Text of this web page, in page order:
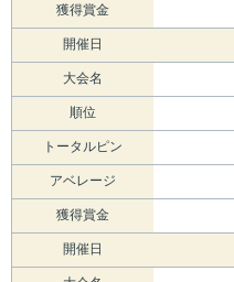
獲得賞金
開催日
大会名
順位
トータルピン
アベレージ
獲得賞金
開催日